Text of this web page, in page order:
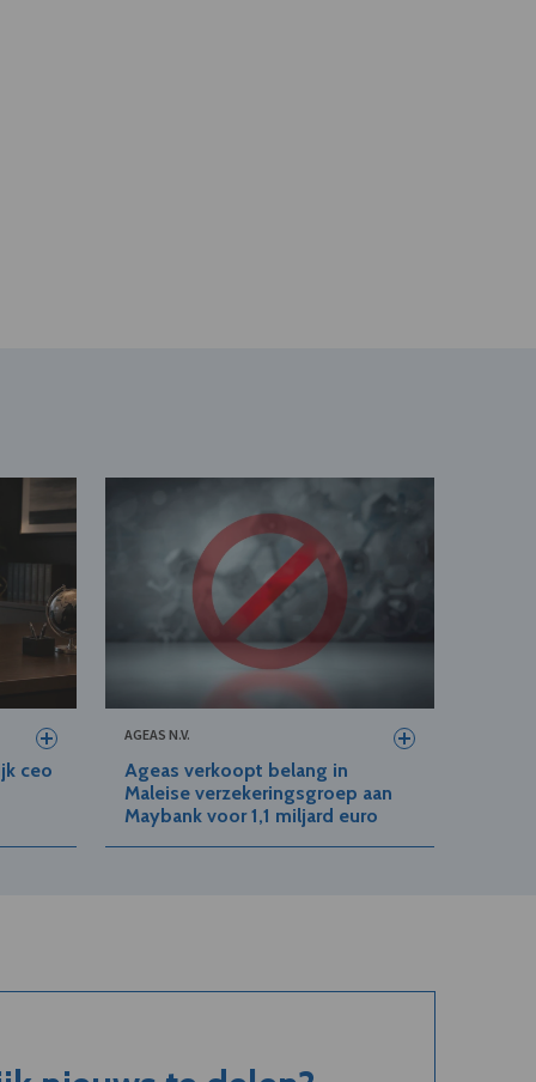
ceo
AGEAS N.V.
Ageas verkoopt belang in
Maleise verzekeringsgroep aan
Maybank voor 1,1 miljard euro